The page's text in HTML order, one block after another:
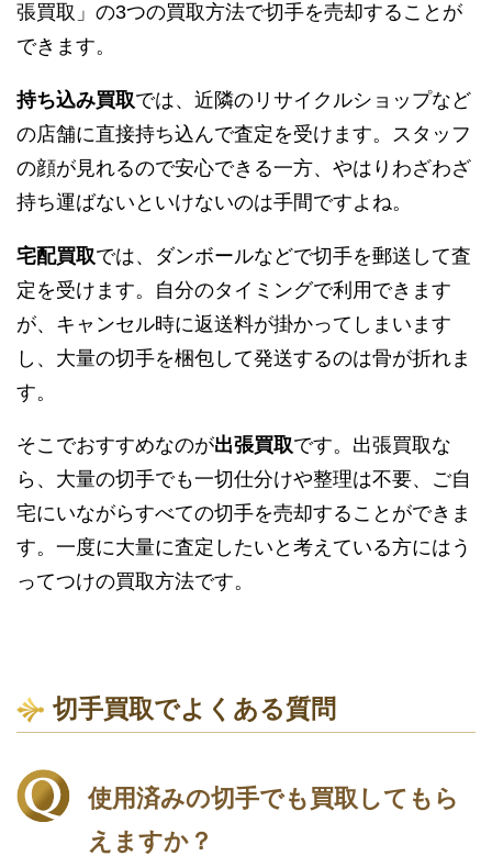
張買取」の3つの買取方法で切手を売却することが
できます。
持ち込み買取では、近隣のリサイクルショップなど
の店舗に直接持ち込んで査定を受けます。スタッフ
の顔が見れるので安心できる一方、やはりわざわざ
持ち運ばないといけないのは手間ですよね。
宅配買取では、ダンボールなどで切手を郵送して査
定を受けます。自分のタイミングで利用できます
が、キャンセル時に返送料が掛かってしまいます
し、大量の切手を梱包して発送するのは骨が折れま
す。
そこでおすすめなのが出張買取です。出張買取な
ら、大量の切手でも一切仕分けや整理は不要、ご自
宅にいながらすべての切手を売却することができま
す。一度に大量に査定したいと考えている方にはう
ってつけの買取方法です。
切手買取でよくある質問
使用済みの切手でも買取してもら
えますか？